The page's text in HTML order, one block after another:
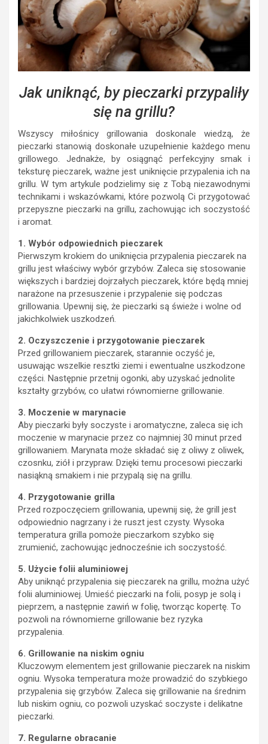
Jak uniknąć, by pieczarki przypaliły
się na grillu?
Wszyscy miłośnicy grillowania doskonale wiedzą, że
pieczarki stanowią doskonałe uzupełnienie każdego menu
grillowego. Jednakże, by osiągnąć perfekcyjny smak i
teksturę pieczarek, ważne jest uniknięcie przypalenia ich na
grillu. W tym artykule podzielimy się z Tobą niezawodnymi
technikami i wskazówkami, które pozwolą Ci przygotować
przepyszne pieczarki na grillu, zachowując ich soczystość
i aromat.
1. Wybór odpowiednich pieczarek
Pierwszym krokiem do uniknięcia przypalenia pieczarek na
grillu jest właściwy wybór grzybów. Zaleca się stosowanie
większych i bardziej dojrzałych pieczarek, które będą mniej
narażone na przesuszenie i przypalenie się podczas
grillowania. Upewnij się, że pieczarki są świeże i wolne od
jakichkolwiek uszkodzeń.
2. Oczyszczenie i przygotowanie pieczarek
Przed grillowaniem pieczarek, starannie oczyść je,
usuwając wszelkie resztki ziemi i ewentualne uszkodzone
części. Następnie przetnij ogonki, aby uzyskać jednolite
kształty grzybów, co ułatwi równomierne grillowanie.
3. Moczenie w marynacie
Aby pieczarki były soczyste i aromatyczne, zaleca się ich
moczenie w marynacie przez co najmniej 30 minut przed
grillowaniem. Marynata może składać się z oliwy z oliwek,
czosnku, ziół i przypraw. Dzięki temu procesowi pieczarki
nasiąkną smakiem i nie przypalą się na grillu.
4. Przygotowanie grilla
Przed rozpoczęciem grillowania, upewnij się, że grill jest
odpowiednio nagrzany i że ruszt jest czysty. Wysoka
temperatura grilla pomoże pieczarkom szybko się
zrumienić, zachowując jednocześnie ich soczystość.
5. Użycie folii aluminiowej
Aby uniknąć przypalenia się pieczarek na grillu, można użyć
folii aluminiowej. Umieść pieczarki na folii, posyp je solą i
pieprzem, a następnie zawiń w folię, tworząc kopertę. To
pozwoli na równomierne grillowanie bez ryzyka
przypalenia.
6. Grillowanie na niskim ogniu
Kluczowym elementem jest grillowanie pieczarek na niskim
ogniu. Wysoka temperatura może prowadzić do szybkiego
przypalenia się grzybów. Zaleca się grillowanie na średnim
lub niskim ogniu, co pozwoli uzyskać soczyste i delikatne
pieczarki.
7. Regularne obracanie